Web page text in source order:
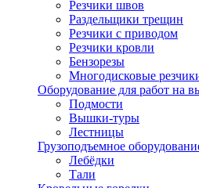
Резчики швов
Раздельщики трещин
Резчики с приводом
Резчики кровли
Бензорезы
Многодисковые
Оборудование для работ на
Подмости
Вышки-туры
Лестницы
Грузоподъемное
Лебёдки
Тали